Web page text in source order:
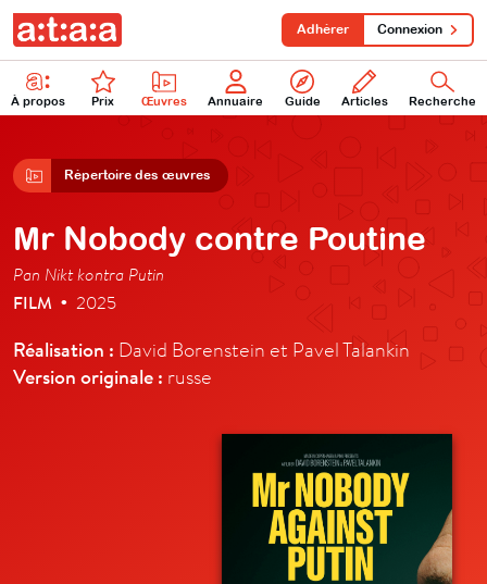
À propos Prix Œuvres Annuaire Guide Articles Recherche
Adhérer Connexion
Répertoire des œuvres
Mr Nobody contre Poutine
Pan Nikt kontra Putin
FILM • 2025
Réalisation : David Borenstein et Pavel Talankin
Version originale : russe